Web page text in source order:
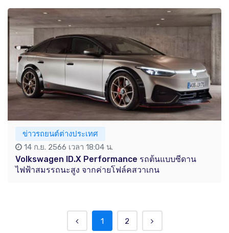
ข่าวรถยนต์ต่างประเทศ
14 ก.ย. 2566 เวลา 18:04 น.
Volkswagen ID.X Performance รถต้นแบบซีดาน
ไฟฟ้าสมรรถนะสูง จากค่ายโฟล์คสวาเกน
1 2